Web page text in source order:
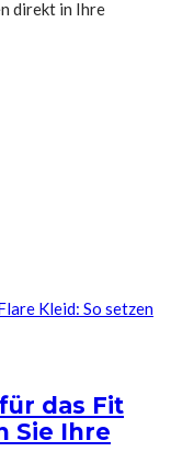
direkt in Ihre
das Fit
Sie Ihre